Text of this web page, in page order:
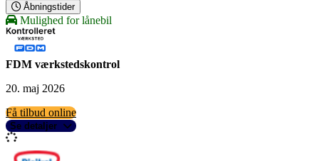
Åbningstider
Mulighed for lånebil
FDM værkstedskontrol
20. maj 2026
Få tilbud online
Se detaljer